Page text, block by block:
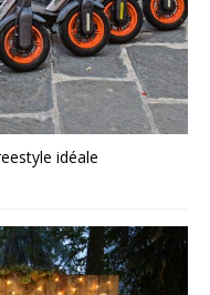
idéale